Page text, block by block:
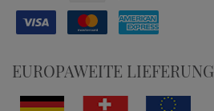
EUROPAWEITE LIEFERUNG